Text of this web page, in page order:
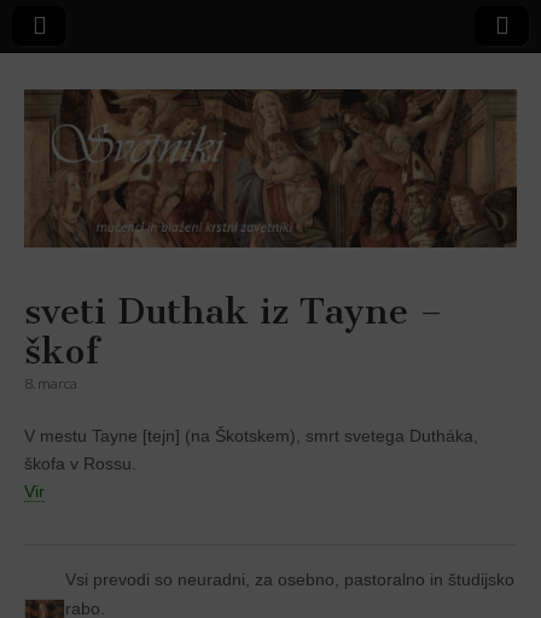
Svetniki,
blaženi
sveti Duthak iz Tayne –
škof
8. marca
V mestu Tayne [tejn] (na Škotskem), smrt svetega Dutháka,
škofa v Rossu.
Vir
Vsi prevodi so neuradni, za osebno, pastoralno in študijsko
rabo.